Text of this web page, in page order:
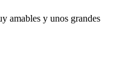
amables y unos grandes